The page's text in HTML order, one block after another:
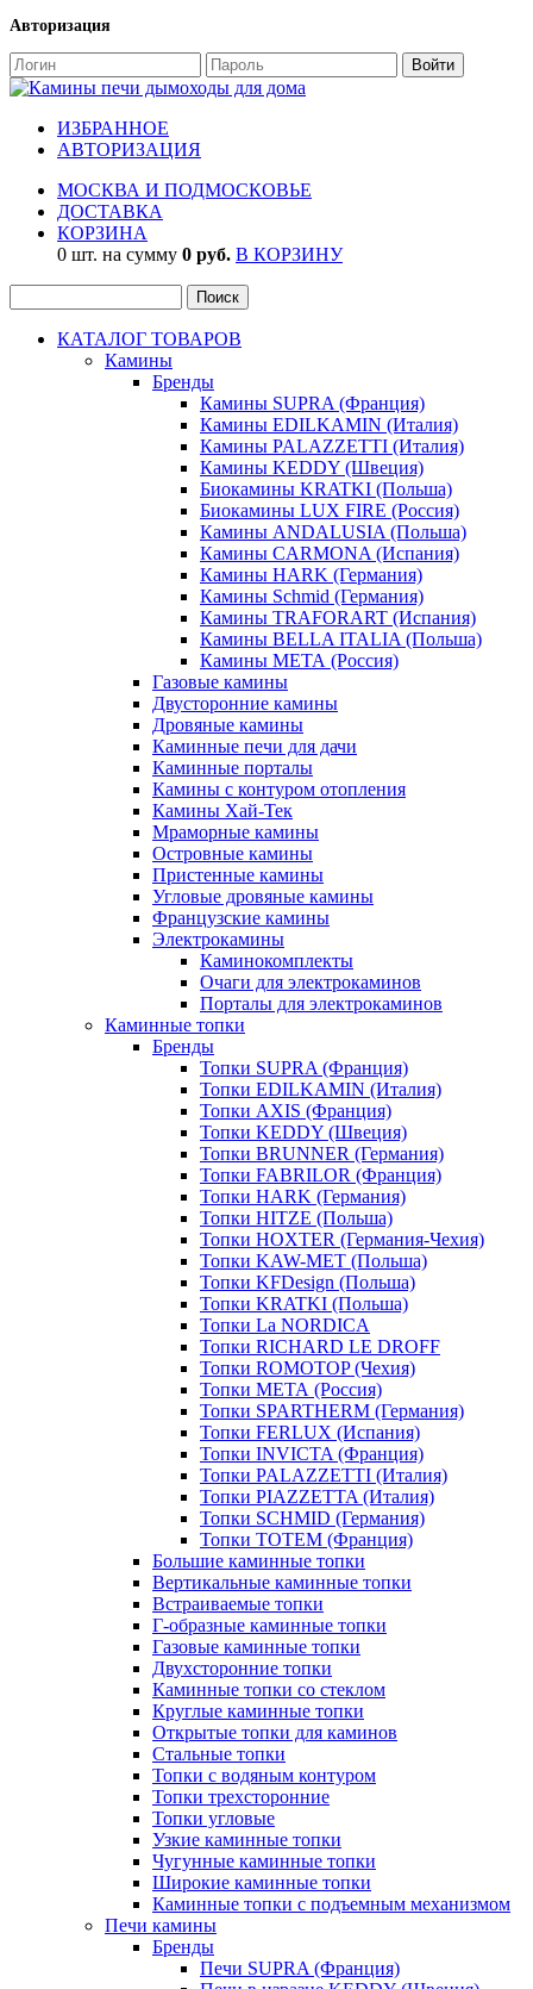
Авторизация
ИЗБРАННОЕ
АВТОРИЗАЦИЯ
МОСКВА И ПОДМОСКОВЬЕ
ДОСТАВКА
КОРЗИНА
0 шт. на сумму 0 руб. В КОРЗИНУ
КАТАЛОГ ТОВАРОВ
Камины
Бренды
Камины SUPRA (Франция)
Камины EDILKAMIN (Италия)
Камины PALAZZETTI (Италия)
Камины KEDDY (Швеция)
Биокамины KRATKI (Польша)
Биокамины LUX FIRE (Россия)
Камины ANDALUSIA (Польша)
Камины CARMONA (Испания)
Камины HARK (Германия)
Камины Schmid (Германия)
Камины TRAFORART (Испания)
Камины BELLA ITALIA (Польша)
Камины МЕТА (Россия)
Газовые камины
Двусторонние камины
Дровяные камины
Каминные печи для дачи
Каминные порталы
Камины с контуром отопления
Камины Хай-Тек
Мраморные камины
Островные камины
Пристенные камины
Угловые дровяные камины
Французские камины
Электрокамины
Каминокомплекты
Очаги для электрокаминов
Порталы для электрокаминов
Каминные топки
Бренды
Топки SUPRA (Франция)
Топки EDILKAMIN (Италия)
Топки AXIS (Франция)
Топки KEDDY (Швеция)
Топки BRUNNER (Германия)
Топки FABRILOR (Франция)
Топки HARK (Германия)
Топки HITZE (Польша)
Топки HOXTER (Германия-Чехия)
Топки KAW-MET (Польша)
Топки KFDesign (Польша)
Топки KRATKI (Польша)
Топки La NORDICA
Топки RICHARD LE DROFF
Топки ROMOTOP (Чехия)
Топки МЕТА (Россия)
Топки SPARTHERM (Германия)
Топки FERLUX (Испания)
Топки INVICTA (Франция)
Топки PALAZZETTI (Италия)
Топки PIAZZETTA (Италия)
Топки SCHMID (Германия)
Топки TOTEM (Франция)
Большие каминные топки
Вертикальные каминные топки
Встраиваемые топки
Г-образные каминные топки
Газовые каминные топки
Двухсторонние топки
Каминные топки со стеклом
Круглые каминные топки
Открытые топки для каминов
Стальные топки
Топки с водяным контуром
Топки трехсторонние
Топки угловые
Узкие каминные топки
Чугунные каминные топки
Широкие каминные топки
Каминные топки с подъемным механизмом
Печи камины
Бренды
Печи SUPRA (Франция)